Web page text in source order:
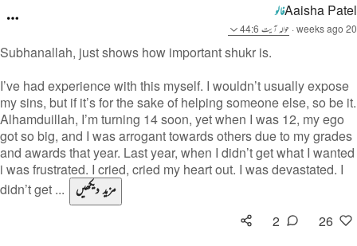
Aaisha Patelفالو
20 weeks ago
· حوالہ آیت 44:6
Subhanallah, just shows how important shukr is.
I’ve had experience with this myself. I wouldn’t usually expose
my sins, but if it’s for the sake of helping someone else, so be it.
Alhamduillah, I’m turning 14 soon, yet when I was 12, my ego
got so big, and I was arrogant towards others due to my grades
and awards that year. Last year, when I didn’t get what I wanted
i was frustrated. I cried, cried my heart out. I was devastated. I
didn’t get ...
مزید دیکھیں
26
2